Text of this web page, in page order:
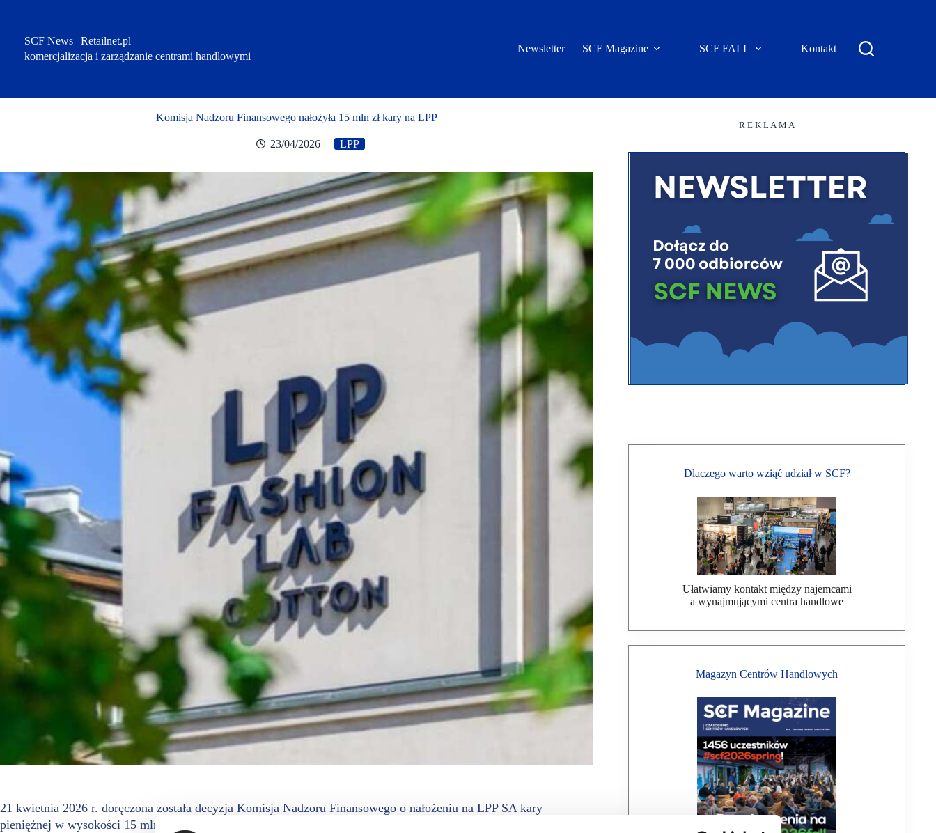
SCF News | Retailnet.pl
komercjalizacja i zarządzanie centrami handlowymi
Newsletter SCF Magazine SCF FALL Kontakt
Komisja Nadzoru Finansowego nałożyła 15 mln zł kary na LPP
23/04/2026 LPP
21 kwietnia 2026 r. doręczona została decyzja Komisja Nadzoru Finansowego o nałożeniu na LPP SA kary
pieniężnej w wysokości 15 mln zł. Decyzja nie jest ostateczna i podlega odwołaniu.
R E K L A M A
Dlaczego warto wziąć udział w SCF?
Ułatwiamy kontakt między najemcami
a wynajmującymi centra handlowe
Magazyn Centrów Handlowych